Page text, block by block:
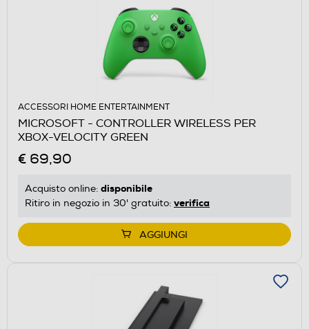
ACCESSORI HOME ENTERTAINMENT
MICROSOFT - CONTROLLER WIRELESS PER
XBOX-VELOCITY GREEN
€ 69,90
Acquisto online: disponibile
Ritiro in negozio in 30' gratuito: verifica
AGGIUNGI